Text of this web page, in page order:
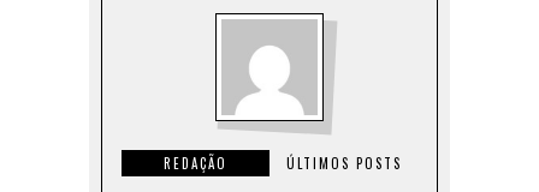
REDAÇÃO ÚLTIMOS POSTS